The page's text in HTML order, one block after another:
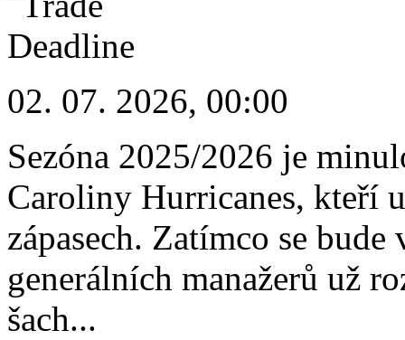
02. 07. 2026, 00:00
Sezóna 2025/2026 je
Caroliny Hurricanes, kteří
zápasech. Zatímco se
generálních manažerů už
šach...